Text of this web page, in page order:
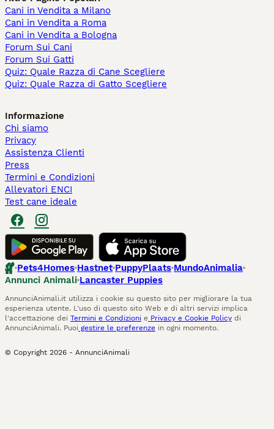
Cani in Vendita a Milano
Cani in Vendita a Roma
Cani in Vendita a Bologna
Forum Sui Cani
Forum Sui Gatti
Quiz: Quale Razza di Cane Scegliere
Quiz: Quale Razza di Gatto Scegliere
Informazione
Chi siamo
Privacy
Assistenza Clienti
Press
Termini e Condizioni
Allevatori ENCI
Test cane ideale
Pets4Homes Hastnet PuppyPlaats MundoAnimalia
Annunci Animali Lancaster Puppies
AnnunciAnimali.it utilizza i cookie su questo sito per migliorare la tua
esperienza utente. L'uso di questo sito Web e di altri servizi implica
l'accettazione dei Termini e Condizioni e Privacy e Cookie Policy di
AnnunciAnimali. Puoi gestire le preferenze in ogni momento.
© Copyright 2026 - AnnunciAnimali